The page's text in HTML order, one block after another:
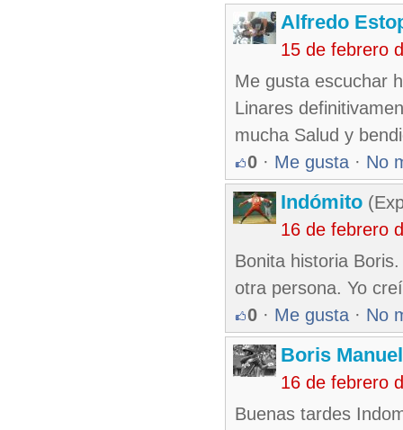
Alfredo
15 de febrero
Me gusta escuchar
Linares
mucha Salud y
0 · Me gusta · No
Indómito
16 de febrero
Bonita historia
otra persona. Yo
0 · Me gusta · No
Boris
16 de febrero
Buenas tardes